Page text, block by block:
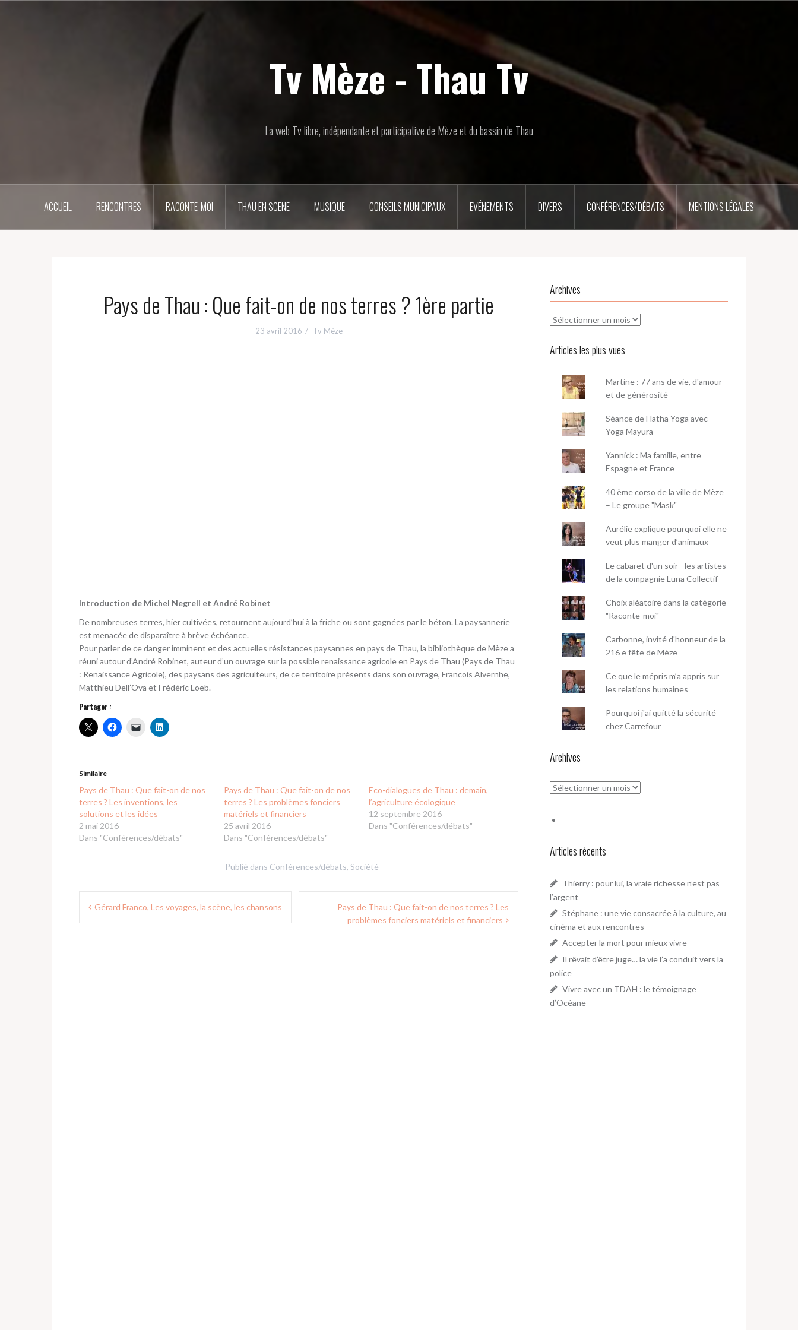
Tv Mèze - Thau Tv
La web Tv libre, indépendante et participative de Mèze et du bassin de Thau
ACCUEIL RENCONTRES RACONTE-MOI THAU EN SCENE MUSIQUE CONSEILS MUNICIPAUX EVÉNEMENTS DIVERS CONFÉRENCES/DÉBATS MENTIONS LÉGALES
Pays de Thau : Que fait-on de nos terres ? 1ère partie
23 avril 2016 Tv Mèze
Introduction de Michel Negrell et André Robinet
De nombreuses terres, hier cultivées, retournent aujourd’hui à la friche ou sont gagnées par le béton. La paysannerie
est menacée de disparaître à brève échéance.
Pour parler de ce danger imminent et des actuelles résistances paysannes en pays de Thau, la bibliothèque de Mèze a
réuni autour d’André Robinet, auteur d’un ouvrage sur la possible renaissance agricole en Pays de Thau (Pays de Thau
: Renaissance Agricole), des paysans des agriculteurs, de ce territoire présents dans son ouvrage, Francois Alvernhe,
Matthieu Dell’Ova et Frédéric Loeb.
Partager :
Similaire
Pays de Thau : Que fait-on de nos
terres ? Les inventions, les
solutions et les idées
2 mai 2016
Dans "Conférences/débats"
Pays de Thau : Que fait-on de nos
terres ? Les problèmes fonciers
matériels et financiers
25 avril 2016
Dans "Conférences/débats"
Eco-dialogues de Thau : demain,
l’agriculture écologique
12 septembre 2016
Dans "Conférences/débats"
Publié dans Conférences/débats, Société
Navigation
Gérard Franco, Les voyages, la scène, les chansons
Pays de Thau : Que fait-on de nos terres ? Les
problèmes fonciers matériels et financiers
Archives
Archives
Articles les plus vues
Martine : 77 ans de vie, d'amour
et de générosité
Séance de Hatha Yoga avec
Yoga Mayura
Yannick : Ma famille, entre
Espagne et France
40 ème corso de la ville de Mèze
– Le groupe "Mask"
Aurélie explique pourquoi elle ne
veut plus manger d’animaux
Le cabaret d'un soir - les artistes
de la compagnie Luna Collectif
Choix aléatoire dans la catégorie
"Raconte-moi"
Carbonne, invité d'honneur de la
216 e fête de Mèze
Ce que le mépris m’a appris sur
les relations humaines
Pourquoi j'ai quitté la sécurité
chez Carrefour
Archives
Archives
Articles récents
Thierry : pour lui, la vraie richesse n’est pas
l’argent
Stéphane : une vie consacrée à la culture, au
cinéma et aux rencontres
Accepter la mort pour mieux vivre
Il rêvait d’être juge… la vie l’a conduit vers la
police
Vivre avec un TDAH : le témoignage
d’Océane